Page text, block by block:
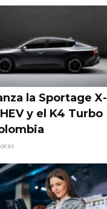
la Sportage X-
y el K4 Turbo